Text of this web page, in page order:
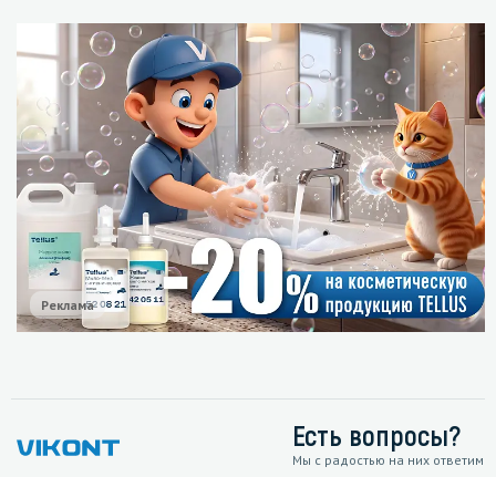
Реклама
Есть вопросы?
Мы с радостью на них ответим